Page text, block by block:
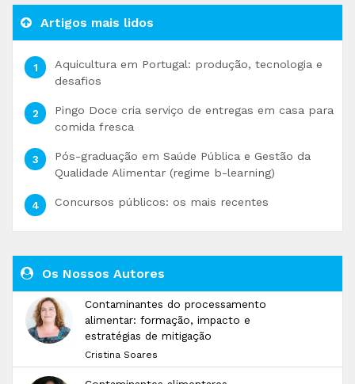
Artigos mais lidos
Aquicultura em Portugal: produção, tecnologia e
desafios
Pingo Doce cria serviço de entregas em casa para
comida fresca
Pós-graduação em Saúde Pública e Gestão da
Qualidade Alimentar (regime b-learning)
Concursos públicos: os mais recentes
Os Nossos Autores
Contaminantes do processamento
alimentar: formação, impacto e
estratégias de mitigação
Cristina Soares